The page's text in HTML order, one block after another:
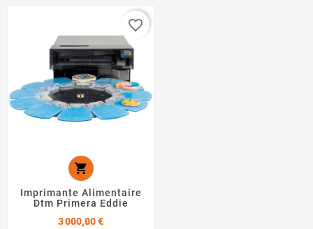

Imprimante Alimentaire
Dtm Primera Eddie
3 000,00 €Prix
favorite_border